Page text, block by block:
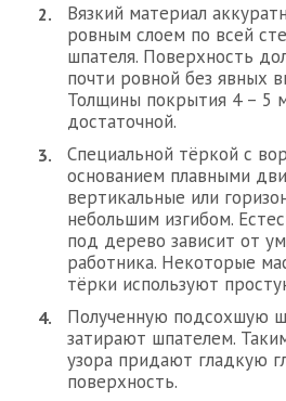
Вязкий материал
ровным слоем по всей
шпателя. Поверхность
почти ровной без явных
Толщины покрытия 4 – 5
достаточной.
Специальной тёркой с
основанием плавными
вертикальные или
небольшим изгибом.
под дерево зависит от
работника. Некоторые
тёрки используют
Полученную подсохшую
затирают шпателем.
узора придают гладкую
поверхность.